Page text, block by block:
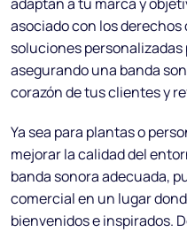
asociado con los
soluciones personalizadas
asegurando una banda
corazón de tus clientes y
Ya sea para plantas o
mejorar la calidad del
banda sonora adecuada,
comercial en un lugar
bienvenidos e inspirados.